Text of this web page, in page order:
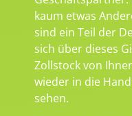
kaum etwas
sind ein Teil der
sich über dieses
Zollstock von
wieder in die
sehen.